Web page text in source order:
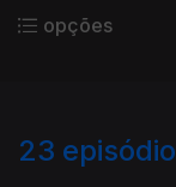
opções
23